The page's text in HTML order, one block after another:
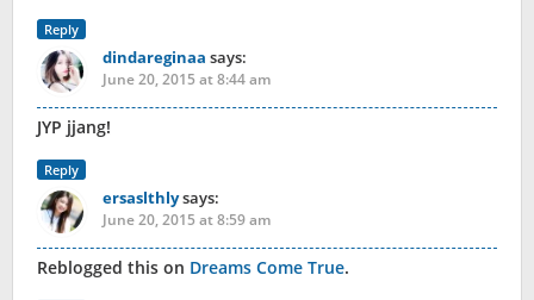
Reply
dindareginaa says:
June 20, 2015 at 8:44 am
JYP jjang!
Reply
ersaslthlysays:
June 20, 2015 at 8:59 am
Reblogged this on Dreams Come True.